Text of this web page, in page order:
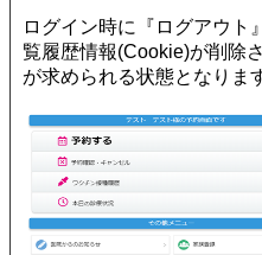
ログイン時に『ログアウト
覧履歴情報(Cookie)が削除
が求められる状態となりま